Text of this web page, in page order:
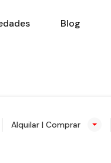
Blog
Alquilar | Comprar